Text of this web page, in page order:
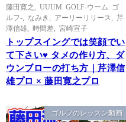
藤田寛之
UUUM GOLF-ウーム ゴ
ルフ-
なみき アーリーリリース
芹
澤信雄
時間差 宮崎宣子
トップスイングでは笑顔でい
て下さい♥ タメの作り方、ダ
ウンブローの打ち方｜芹澤信
雄プロ × 藤田寛之プロ
ゴルフのレッスン動画